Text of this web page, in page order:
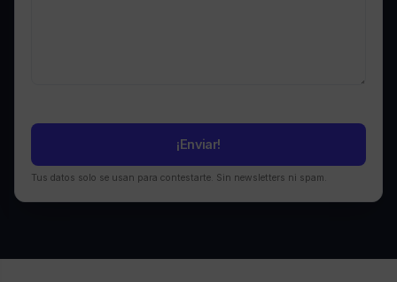
Tus datos solo se usan para contestarte. Sin newsletters ni spam.